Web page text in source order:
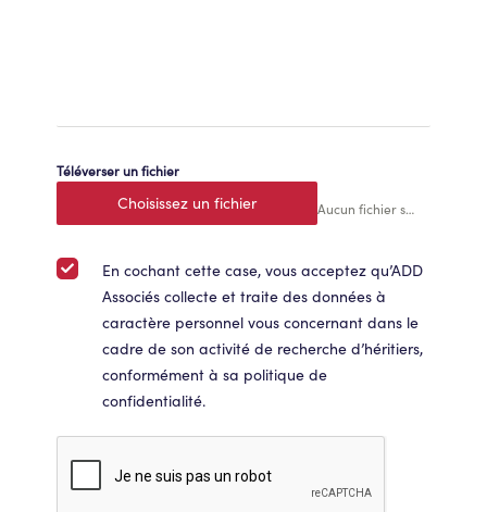
Téléverser un fichier
Choisissez un fichier Aucun fichier sélectionné
En cochant cette case, vous acceptez qu’ADD
Associés collecte et traite des données à
caractère personnel vous concernant dans le
cadre de son activité de recherche d’héritiers,
conformément à sa politique de
confidentialité.